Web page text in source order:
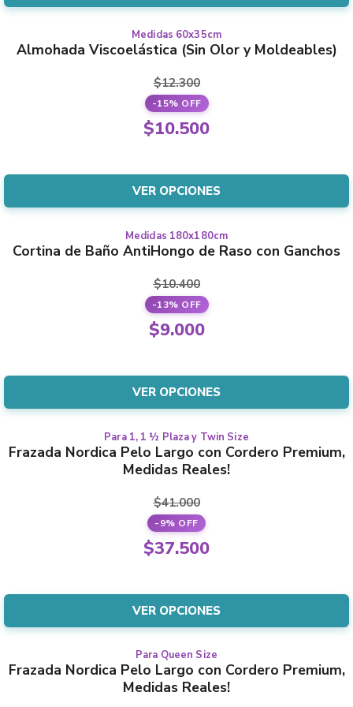
es:
$9.000.
elegir
en
la
del
producto
Medidas 60x35cm
Almohada Viscoelástica (Sin Olor y Moldeables)
$12.300
-15% OFF
El
era:
$12.300.
$10.500
precio
actual
es:
$10.500.
VER OPCIONES
Este
producto
tiene
varias
variantes.
Las
se
pueden
elegir
en
la
del
producto
Medidas 180x180cm
Cortina de Baño AntiHongo de Raso con Ganchos
$10.400
-13% OFF
El
era:
$10.400.
$9.000
precio
actual
es:
$9.000.
VER OPCIONES
Este
producto
tiene
varias
variantes.
Las
se
pueden
elegir
en
la
página
del
producto
Para 1, 1 ½ Plaza y Twin Size
Frazada Nordica Pelo Largo con Cordero Premium,
Medidas Reales!
$41.000
-9% OFF
El
precio
era:
$41.000.
$37.500
precio
actual
es:
$37.500.
VER OPCIONES
Este
producto
tiene
varias
variantes.
Las
opciones
pueden
elegir
en
la
página
del
Para Queen Size
Frazada Nordica Pelo Largo con Cordero Premium,
Medidas Reales!
Este
producto
tiene